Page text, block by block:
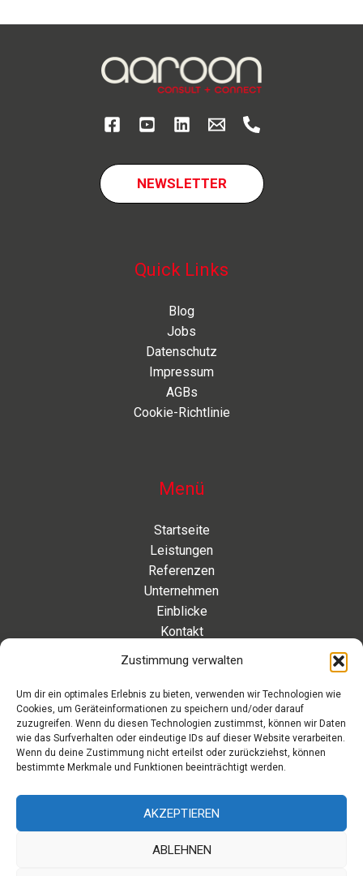
Zustimmung verwalten
Um dir ein optimales Erlebnis zu bieten, verwenden wir Technologien wie
Cookies, um Geräteinformationen zu speichern und/oder darauf
zuzugreifen. Wenn du diesen Technologien zustimmst, können wir Daten
wie das Surfverhalten oder eindeutige IDs auf dieser Website verarbeiten.
Wenn du deine Zustimmung nicht erteilst oder zurückziehst, können
bestimmte Merkmale und Funktionen beeinträchtigt werden.
AKZEPTIEREN
ABLEHNEN
NEWSLETTER
Quick Links
Blog
Jobs
Datenschutz
Impressum
AGBs
Cookie-Richtlinie
Menü
Startseite
Leistungen
Referenzen
Unternehmen
Einblicke
Kontakt
Eleonorenstraße 20 | 30449 Hannover Deutschland
Telefon: +49 511 89 880 494
Telefax: +49 511 89 880 495
info[at]aaroon.de